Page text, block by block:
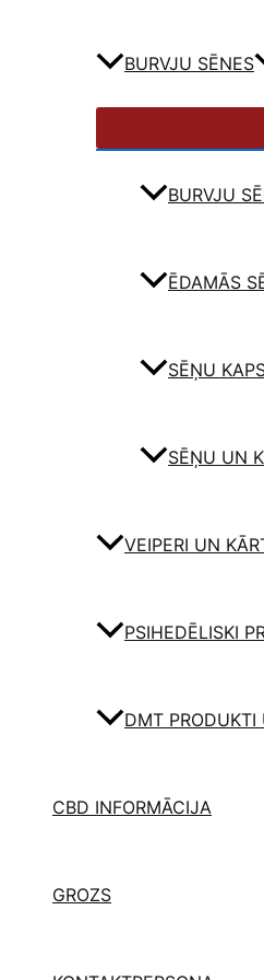
BURVJU SĒNES
BURVJU
ĒDAMĀS
SĒŅU
SĒŅU UN
VEIPERI UN
PSIHEDĒLISKI
DMT PRODUKTI
CBD INFORMĀCIJA
GROZS